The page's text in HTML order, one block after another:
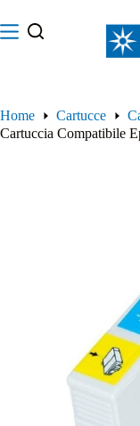
al
contenuto
Home Cartucce
Cartuccia Compatibile